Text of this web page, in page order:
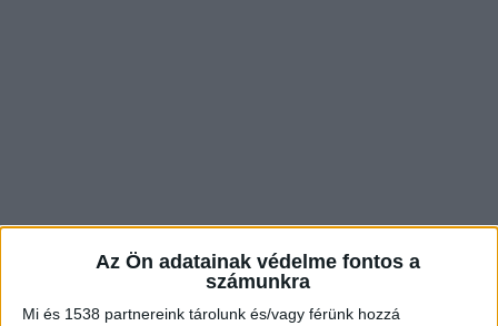
Az Ön adatainak védelme fontos a
számunkra
Mi és 1538 partnereink tárolunk és/vagy férünk hozzá